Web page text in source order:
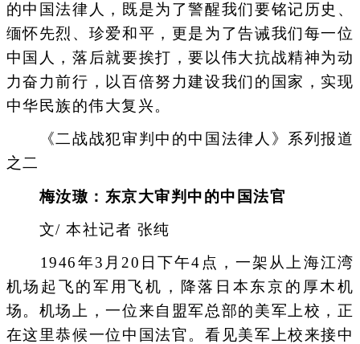
的中国法律人，既是为了警醒我们要铭记历史、
缅怀先烈、珍爱和平，更是为了告诫我们每一位
中国人，落后就要挨打，要以伟大抗战精神为动
力奋力前行，以百倍努力建设我们的国家，实现
中华民族的伟大复兴。
《二战战犯审判中的中国法律人》系列报道
之二
梅汝璈：东京大审判中的中国法官
文/ 本社记者 张纯
1946年3月20日下午4点，一架从上海江湾
机场起飞的军用飞机，降落日本东京的厚木机
场。机场上，一位来自盟军总部的美军上校，正
在这里恭候一位中国法官。看见美军上校来接中